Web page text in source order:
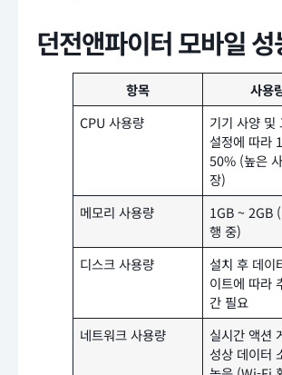
던전앤파이터 모바일
항목
사용
CPU 사용량
기기 사양 및
설정에 따라
50% (높은
장)
메모리 사용량
1GB ~ 2GB
행 중)
디스크 사용량
설치 후 데이
이트에 따라
간 필요
네트워크 사용량
실시간 액션
성상 데이터